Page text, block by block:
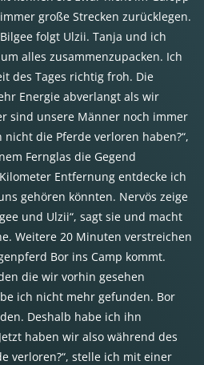
große Strecken zurücklegen.
folgt Ulzii. Tanja und ich
alles zusammenzupacken. Ich
des Tages richtig froh. Die
Energie abverlangt als wir
sind unsere Männer noch immer
die Pferde verloren haben?“,
Fernglas die Gegend
Entfernung entdecke ich
gehören könnten. Nervös zeige
und Ulzii“, sagt sie und macht
Weitere 20 Minuten verstreichen
Bor ins Camp kommt.
die wir vorhin gesehen
ich nicht mehr gefunden. Bor
Deshalb habe ich ihn
haben wir also während des
verloren?“, stelle ich mit einer